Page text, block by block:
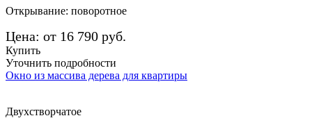
Открывание: поворотное
Цена: от 16 790 руб.
Купить
Уточнить подробности
Окно из массива дерева для квартиры
Двухстворчатое